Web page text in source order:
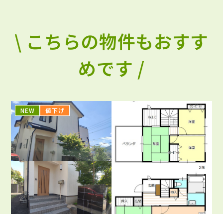
\ こちらの物件もおすす
めです /
NEW 値下げ